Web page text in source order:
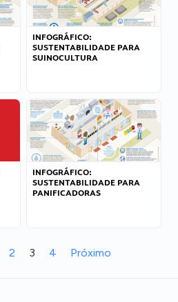
INFOGRÁFICO:
SUSTENTABILIDADE PARA
SUINOCULTURA
INFOGRÁFICO:
SUSTENTABILIDADE PARA
PANIFICADORAS
2 3 4 Próximo